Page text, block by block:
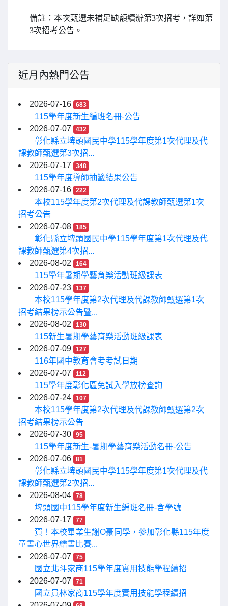
備註：本次甄選未補足缺額續辦第3次招考，詳如第
3次招考公告。
近月內熱門公告
2026-07-16 683
115學年度新生編班名冊-公告
2026-07-07
432
彰化縣立埤頭國民中學115學年度第1次代理及代
課教師甄選第3次招...
2026-07-17
348
115學年度導師抽籤結果公告
2026-07-16
222
本校115學年度第2次代理及代課教師甄選第1次
招考公告
2026-07-08
185
彰化縣立埤頭國民中學115學年度第1次代理及代
課教師甄選第4次招...
2026-08-02
164
115學年暑期學藝育樂活動班級課表
2026-07-23
137
本校115學年度第2次代理及代課教師甄選第1次
招考結果榜示公告暨...
2026-08-02
130
115新生暑期學藝育樂活動班級課表
2026-07-09
127
116年國中教育會考考試日期
2026-07-07
112
115學年度彰化區免試入學放榜查詢
2026-07-24
107
本校115學年度第2次代理及代課教師甄選第2次
招考結果榜示公告
2026-07-30
95
115學年度新生-暑期學藝育樂活動名冊-公告
2026-07-06
81
彰化縣立埤頭國民中學115學年度第1次代理及代
課教師甄選第2次招...
2026-08-04
78
埤頭國中115學年度新生編班名冊-含學號
2026-07-17
77
賀！本校畢業生謝O豪同學，參加彰化縣115年度
童畫心世界繪畫比賽...
2026-07-07
75
國立北斗家商115學年度實用技能學程續招
2026-07-07
71
國立員林家商115學年度實用技能學程續招